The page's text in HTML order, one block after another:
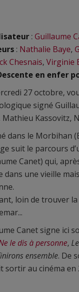
: Guillaume
: Nathalie Baye,
Chesnais, Virginie
en enfer
27 octobre,
signé
Mathieu Kassovitz,
dans le Morbihan
suit le parcours
Canet) qui,
dans une vieille
loin de trouver
Canet signe ici
le dis à personne,
ensemble. De
sortir au cinéma en